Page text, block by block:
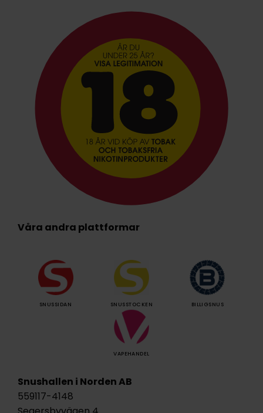
Våra andra plattformar
SNUSSIDAN SNUSSTOCKEN BILLIGSNUS
VAPEHANDEL
Snushallen i Norden AB
559117-4148